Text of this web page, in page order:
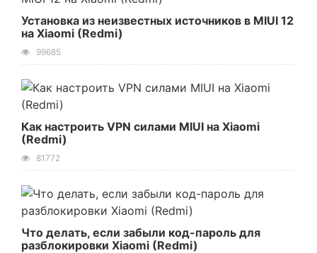
Установка из неизвестных источников в MIUI 12
на Xiaomi (Redmi)
99685
Как настроить VPN силами MIUI на Xiaomi
(Redmi)
81772
Что делать, если забыли код-пароль для
разблокировки Xiaomi (Redmi)